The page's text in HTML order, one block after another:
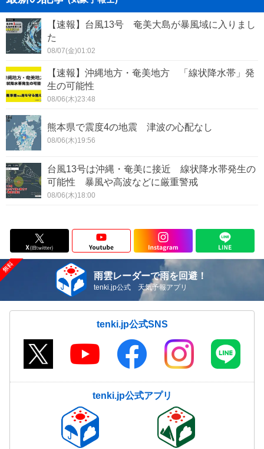
【速報】台風13号 奄美大島が暴風域に入りまし
た
08/07(金)01:02
【速報】沖縄地方・奄美地方 「線状降水帯」発
生の可能性
08/06(木)23:48
熊本県で震度4の地震 津波の心配なし
08/06(木)19:56
台風13号は沖縄・奄美に接近 線状降水帯発生の
可能性 暴風や高波などに厳重警戒
08/06(木)18:00
雨雲レーダーで雨を回避！
tenki.jp公式 天気予報アプリ
tenki.jp公式SNS
tenki.jp公式アプリ